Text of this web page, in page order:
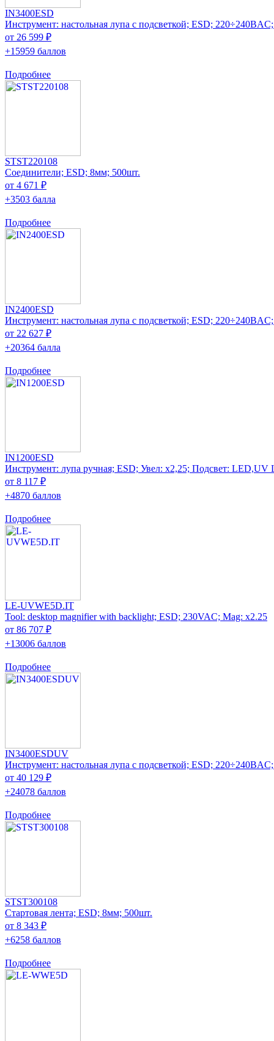
IN3400ESD
Инструмент: настольная лупа с подсветкой; ESD;
от 26 599 ₽
+15959 баллов
Подробнее
STST220108
Соединители; ESD; 8мм; 500шт.
от 4 671 ₽
+3503 балла
Подробнее
IN2400ESD
Инструмент: настольная лупа с подсветкой; ESD;
от 22 627 ₽
+20364 балла
Подробнее
IN1200ESD
Инструмент: лупа ручная; ESD; Увел: x2,25; Подсвет: LED,UV
от 8 117 ₽
+4870 баллов
Подробнее
LE-UVWE5D.IT
Tool: desktop magnifier with backlight; ESD; 230VAC; Mag: x2.25
от 86 707 ₽
+13006 баллов
Подробнее
IN3400ESDUV
Инструмент: настольная лупа с подсветкой; ESD;
от 40 129 ₽
+24078 баллов
Подробнее
STST300108
Стартовая лента; ESD; 8мм; 500шт.
от 8 343 ₽
+6258 баллов
Подробнее